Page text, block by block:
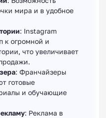
мира и в удобное
: Instagram
к огромной и
что увеличивает
: Франчайзеры
готовые
и обучающие
: Реклама в